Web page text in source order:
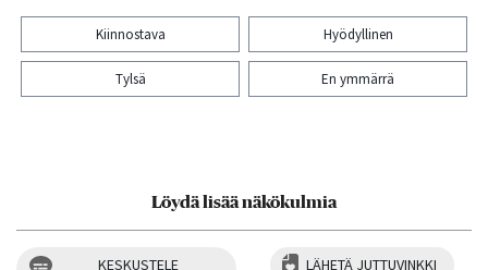
Kiinnostava Hyödyllinen
Tylsä En ymmärrä
Löydä lisää näkökulmia
KESKUSTELE
LÄHETÄ JUTTUVINKKI